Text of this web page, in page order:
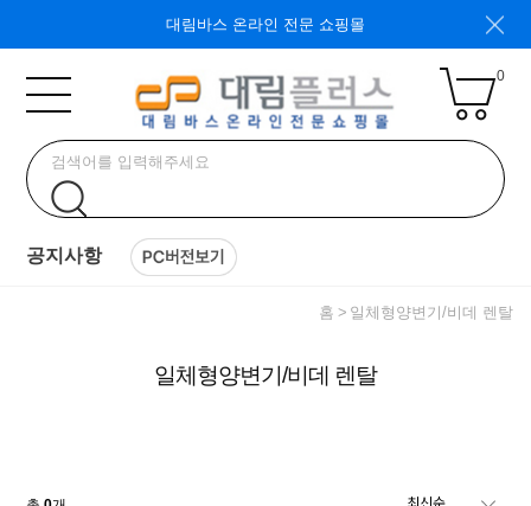
대림바스 온라인 전문 쇼핑몰
0
공지사항
홈 일체형양변기/비데 렌탈
일체형양변기/비데 렌탈